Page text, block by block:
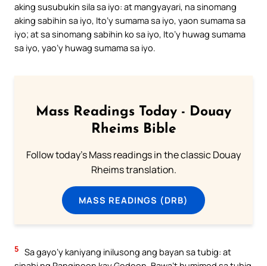
aking susubukin sila sa iyo: at mangyayari, na sinomang
aking sabihin sa iyo, Ito’y sumama sa iyo, yaon sumama sa
iyo; at sa sinomang sabihin ko sa iyo, Ito’y huwag sumama
sa iyo, yao’y huwag sumama sa iyo.
Mass Readings Today - Douay
Rheims Bible
Follow today's Mass readings in the classic Douay
Rheims translation.
MASS READINGS (DRB)
5 Sa gayo’y kaniyang inilusong ang bayan sa tubig: at